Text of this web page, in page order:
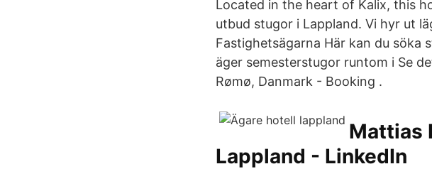
Located in the heart of Kalix, this
utbud stugor i Lappland. Vi hyr ut
Fastighetsägarna Här kan du söka
äger semesterstugor runtom i Se
Rømø, Danmark - Booking .
Mattias
Lappland - LinkedIn